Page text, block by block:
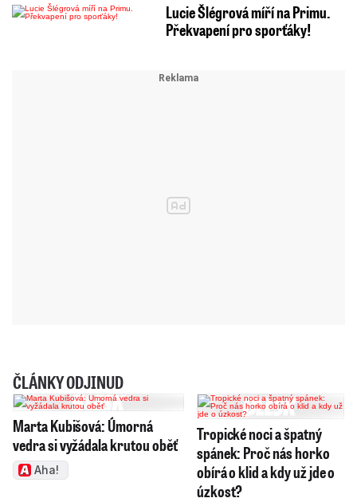
Lucie Šlégrová míří na Primu.
Překvapení pro sporťáky!
ČLÁNKY ODJINUD
Marta Kubišová: Úmorná
vedra si vyžádala krutou oběť
Aha!
Tropické noci a špatný
spánek: Proč nás horko
obírá o klid a kdy už jde o
úzkost?